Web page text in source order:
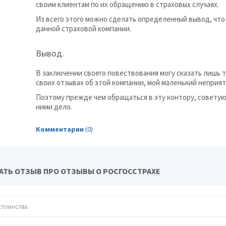
своим клиентам по их обращению в страховых случаях.
Из всего этого можно сделать определенный вывод,
данной страховой компании.
Вывод.
В заключении своего повествования могу сказать
своих отзывах об этой компании, мой маленький
Поэтому прежде чем обращаться в эту контору,
ними дело.
Комментарии (0)
ОТЗЫВ ПРО ОТЗЫВЫ О РОСГОССТРАХЕ